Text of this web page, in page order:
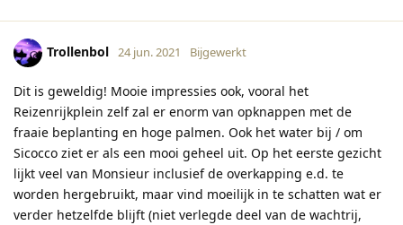
Trollenbol 24 jun. 2021 Bijgewerkt
Dit is geweldig! Mooie impressies ook, vooral het
Reizenrijkplein zelf zal er enorm van opknappen met de
fraaie beplanting en hoge palmen. Ook het water bij / om
Sicocco ziet er als een mooi geheel uit. Op het eerste gezicht
lijkt veel van Monsieur inclusief de overkapping e.d. te
worden hergebruikt, maar vind moeilijk in te schatten wat er
verder hetzelfde blijft (niet verlegde deel van de wachtrij,